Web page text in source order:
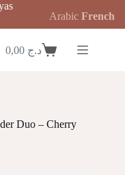
Panierد.ج
Duo – Cherry
Arabic French